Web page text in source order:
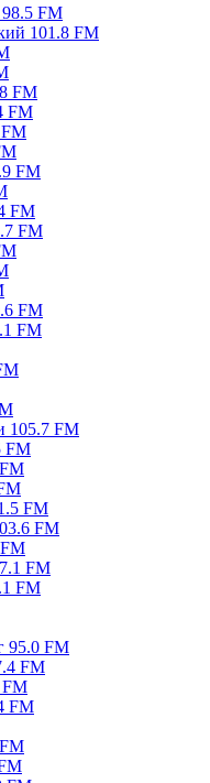
FM
101.8 FM
FM
FM
FM
FM
FM
FM
FM
105.7 FM
FM
FM
FM
FM
FM
95.0 FM
FM
FM
FM